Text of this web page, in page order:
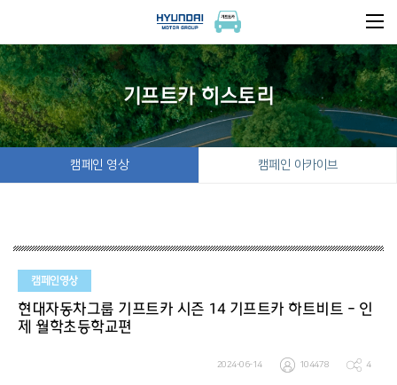
기프트카 히스토리
캠페인 영상 캠페인 아카이브
캠페인영상
현대자동차그룹 기프트카 시즌 14 기프트카 하트비트 - 인
제 월학초등학교편
2024-06-14 104478 4